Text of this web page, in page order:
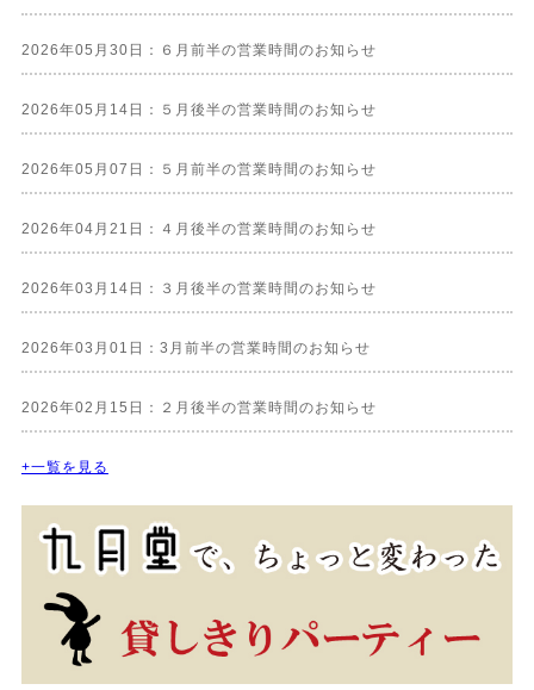
2026年05月30日：６月前半の営業時間のお知らせ
2026年05月14日：５月後半の営業時間のお知らせ
2026年05月07日：５月前半の営業時間のお知らせ
2026年04月21日：４月後半の営業時間のお知らせ
2026年03月14日：３月後半の営業時間のお知らせ
2026年03月01日：3月前半の営業時間のお知らせ
2026年02月15日：２月後半の営業時間のお知らせ
+一覧を見る